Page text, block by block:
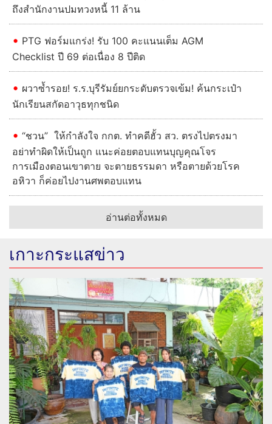
ถึงสำนักงานปมทวงหนี้ 11 ล้าน
PTG ฟอร์มแกร่ง! รับ 100 คะแนนเต็ม AGM
Checklist ปี 69 ต่อเนื่อง 8 ปีติด
ผวาซ้ำรอย! ร.ร.บุรีรัมย์ยกระดับตรวจเข้ม! ค้นกระเป๋า
นักเรียนสกัดอาวุธทุกชนิด
“ชวน” ให้กำลังใจ กกต. ทำคดีฮั้ว สว. ตรงไปตรงมา
อย่าทำผิดให้เป็นถูก แนะค่อยตอบแทนบุญคุณโจร
การเมืองตอนเขาตาย จะตายธรรมดา หรือตายด้วยโรค
อหิวา ก็ค่อยไปงานศพตอบแทน
อ่านต่อทั้งหมด
เกาะกระแสข่าว